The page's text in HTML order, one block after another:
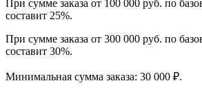
При сумме заказа от 100 000 руб. по
составит 25%.
При сумме заказа от 300 000 руб. по
составит 30%.
Минимальная сумма заказа: 30 000 ₽.